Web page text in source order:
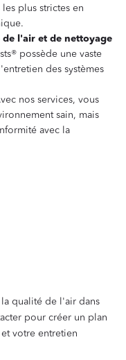
plus strictes en
de l'air et de nettoyage
possède une vaste
des systèmes
nos services, vous
sain, mais
avec la
la qualité de l'air dans
pour créer un plan
votre entretien